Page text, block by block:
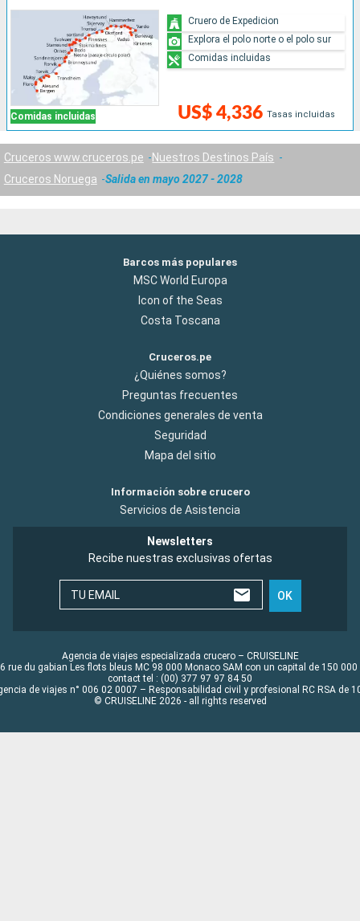
Comidas incluidas US$ 4,336 Tasas incluidas
Cruero de Expedicion
Explora el polo norte o el polo sur
Comidas incluidas
Cruceros www.cruceros.pe
Nuestros Destinos País
Cruceros Noruega
Salida en mayo 2027 - 2028
Barcos más populares
MSC World Europa
Icon of the Seas
Costa Toscana
Cruceros.pe
¿Quiénes somos?
Preguntas frecuentes
Condiciones generales de venta
Seguridad
Mapa del sitio
Información sobre crucero
Servicios de Asistencia
Newsletters
Recibe nuestras exclusivas ofertas
TU EMAIL OK
Agencia de viajes especializada crucero – CRUISELINE
rue du gabian Les flots bleus MC 98 000 Monaco SAM con un capital de 150 000
contact tel : (00) 377 97 97 84 50
de viajes n° 006 02 0007 – Responsabilidad civil y profesional RC RSA de
© CRUISELINE 2026 - all rights reserved